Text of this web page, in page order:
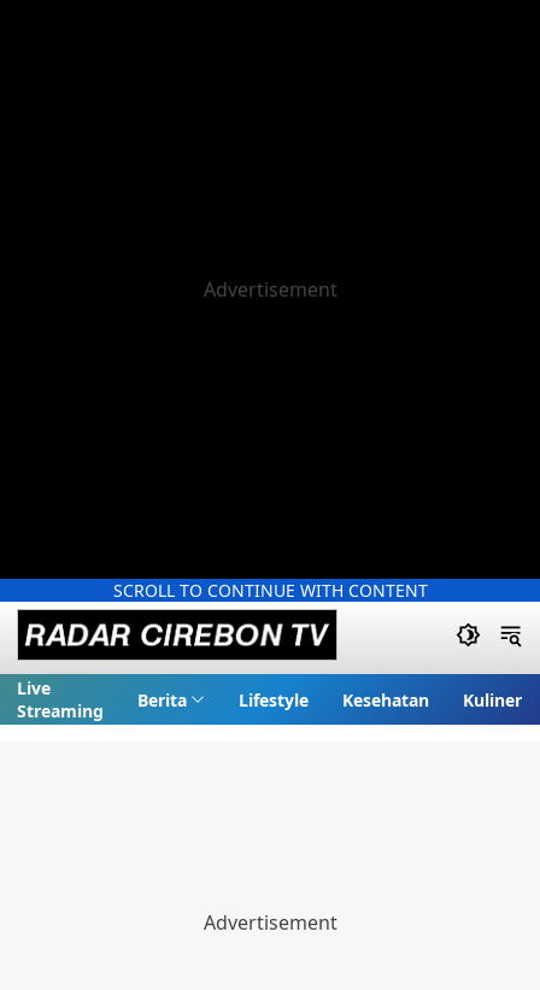
SCROLL TO CONTINUE WITH CONTENT
Live
Streaming
Berita Lifestyle Kesehatan Kuliner